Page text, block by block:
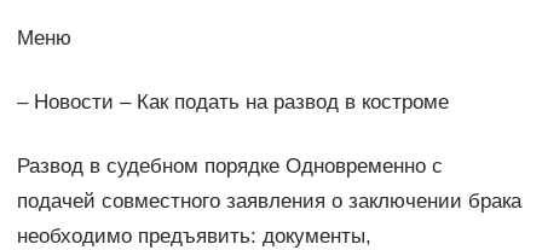
Меню
– Новости – Как подать на развод в костроме
Развод в судебном порядке Одновременно с
подачей совместного заявления о заключении брака
необходимо предъявить: документы,